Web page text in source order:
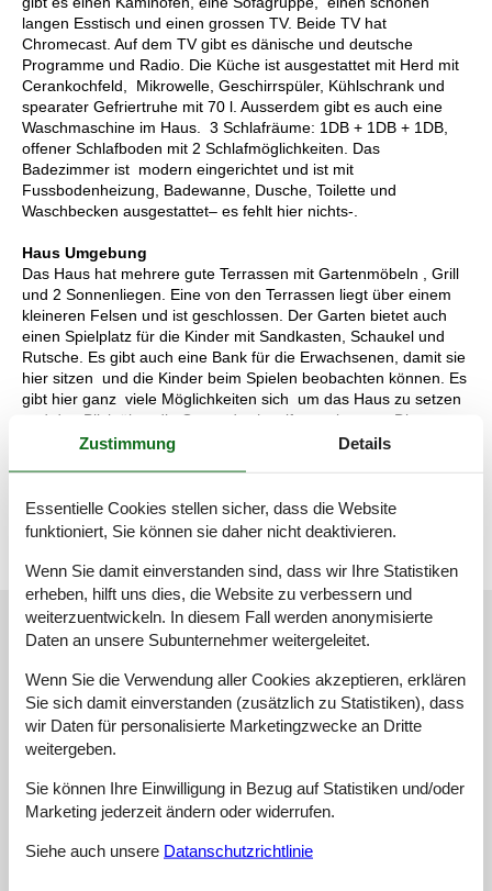
langen Esstisch und einen grossen TV. Beide TV hat
Chromecast. Auf dem TV gibt es dänische und deutsche
Programme und Radio. Die Küche ist ausgestattet mit Herd mit
Cerankochfeld, Mikrowelle, Geschirrspüler, Kühlschrank und
spearater Gefriertruhe mit 70 l. Ausserdem gibt es auch eine
Waschmaschine im Haus. 3 Schlafräume: 1DB + 1DB + 1DB,
offener Schlafboden mit 2 Schlafmöglichkeiten. Das
Badezimmer ist modern eingerichtet und ist mit
Fussbodenheizung, Badewanne, Dusche, Toilette und
Waschbecken ausgestattet– es fehlt hier nichts-.
Haus Umgebung
Das Haus hat mehrere gute Terrassen mit Gartenmöbeln , Grill
und 2 Sonnenliegen. Eine von den Terrassen liegt über einem
kleineren Felsen und ist geschlossen. Der Garten bietet auch
einen Spielplatz für die Kinder mit Sandkasten, Schaukel und
Rutsche. Es gibt auch eine Bank für die Erwachsenen, damit sie
hier sitzen und die Kinder beim Spielen beobachten können. Es
gibt hier ganz viele Möglichkeiten sich um das Haus zu setzen
und den Blick über die Gegend schweifen zu lassen . Die
Nordsee ist nicht weit weg und hier kann man sich sonnen,
Unsere Gästebewertungen
5,0 Bezogen auf1Bewertung
Bewertung ist vom 30.07.2023
3
Zustimmung Details
Essentielle Cookies stellen sicher, dass die Website
funktioniert, Sie können sie daher nicht deaktivieren.
Wenn Sie damit einverstanden sind, dass wir Ihre Statistiken
erheben, hilft uns dies, die Website zu verbessern und
weiterzuentwickeln. In diesem Fall werden anonymisierte
Daten an unsere Subunternehmer weitergeleitet.
Wenn Sie die Verwendung aller Cookies akzeptieren, erklären
Sie sich damit einverstanden (zusätzlich zu Statistiken), dass
wir Daten für personalisierte Marketingzwecke an Dritte
weitergeben.
Sie können Ihre Einwilligung in Bezug auf Statistiken und/oder
Marketing jederzeit ändern oder widerrufen.
Siehe auch unsere Datanschutzrichtlinie